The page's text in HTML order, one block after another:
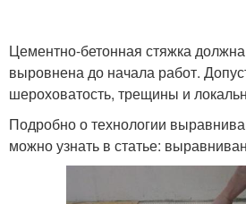
Цементно-бетонная стяжка
выровнена до начала работ.
шероховатость, трещины и
Подробно о технологии
можно узнать в статье: